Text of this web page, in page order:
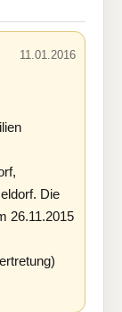
11.01.2016
Die
26.11.2015